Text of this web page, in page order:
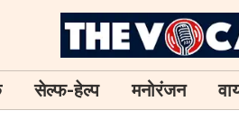
सेल्फ-हेल्प मनोरंजन